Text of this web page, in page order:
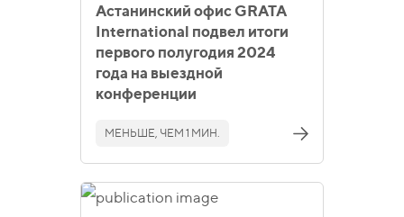
Астанинский офис GRATA
International подвел итоги
первого полугодия 2024
года на выездной
конференции
МЕНЬШЕ, ЧЕМ 1 МИН.